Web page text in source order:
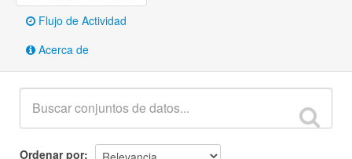
Flujo de Actividad
Acerca de
Ordenar por